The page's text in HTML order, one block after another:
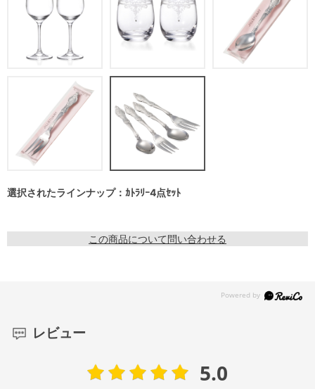
選択されたラインナップ：ｶﾄﾗﾘｰ4点ｾｯﾄ
この商品について問い合わせる
レビュー
5.0